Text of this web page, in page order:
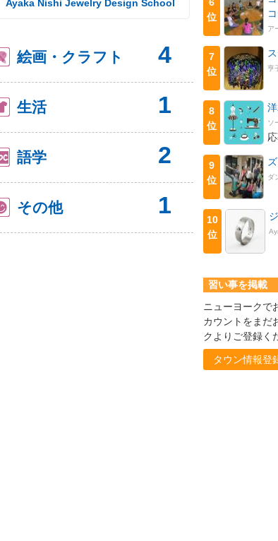
Ayaka Nishi Jewelry Design School
絵画・クラフト 4
生活 1
語学 2
その他 1
位
ア
7
位
亨
8
位
ソ
9
位
ダ
10
位
習い事を掲載
ニューヨークで
カウントをまだ
クよりご登録く
タウン情報登